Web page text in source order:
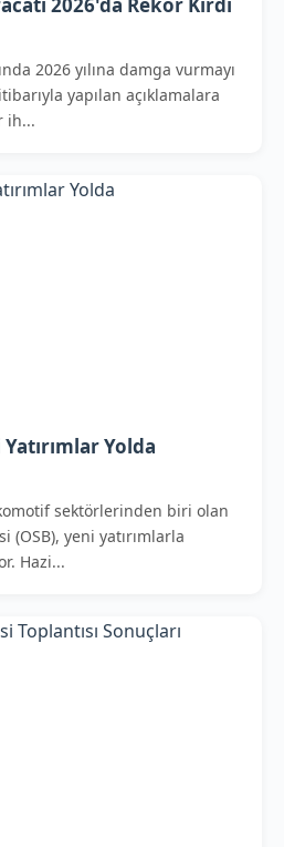
2026 yılına damga vurmayı
yapılan açıklamalara
ih...
Yolda
sektörlerinden biri olan
(OSB), yeni yatırımlarla
Hazi...